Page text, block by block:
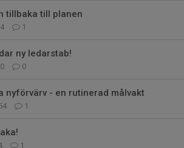
tillbaka till planen
1
ny ledarstab!
0
nyförvärv - en rutinerad målvakt
1
1